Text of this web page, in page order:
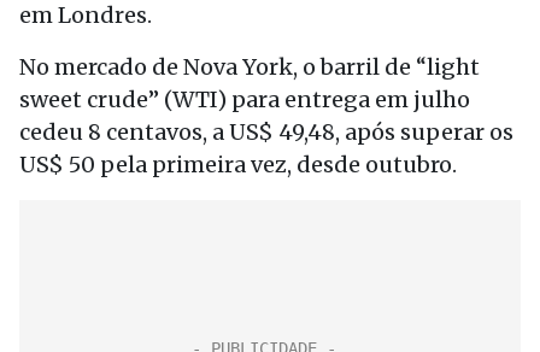
em Londres.
No mercado de Nova York, o barril de “light
sweet crude” (WTI) para entrega em julho
cedeu 8 centavos, a US$ 49,48, após superar os
US$ 50 pela primeira vez, desde outubro.